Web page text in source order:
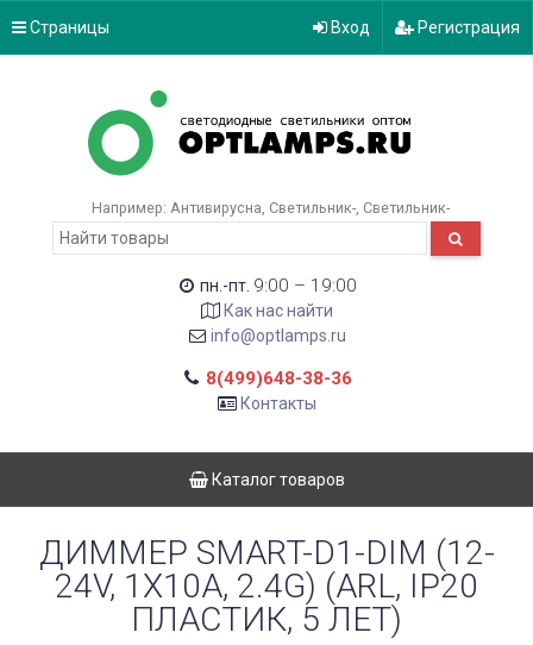
Страницы Вход Регистрация
Например: Антивирусна Светильник- Светильник-
пн.-пт. 9:00 – 19:00
Как нас найти
info@optlamps.ru
8(499)648-38-36
Контакты
Каталог товаров
ДИММЕР SMART-D1-DIM (12-
24V, 1X10A, 2.4G) (ARL, IP20
ПЛАСТИК, 5 ЛЕТ)